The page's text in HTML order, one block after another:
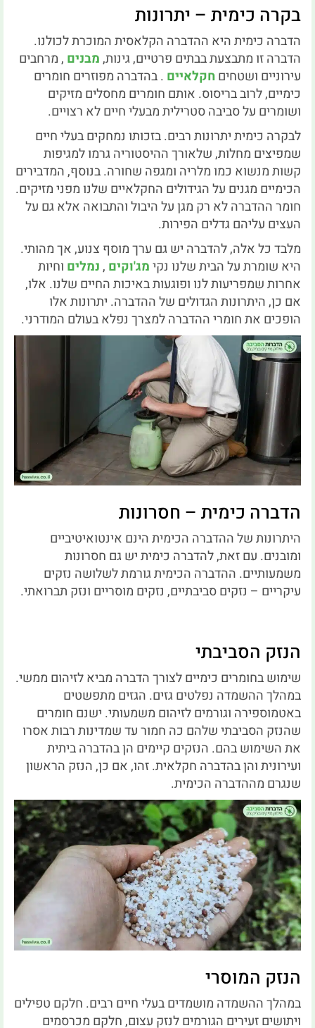
בקרה כימית – יתרונות
הדברה כימית היא ההדברה הקלאסית המוכרת לכולנו.
הדברה זו מתבצעת בבתים פרטיים, גינות,מבנים , מרחבים
עירוניים ושטחיםחקלאיים .בהדברה מפוזרים חומרים
כימיים, לרוב בריסוס. אותם חומרים מחסלים מזיקים
ושומרים על סביבה סטרילית מבעלי חיים לא רצויים.
לבקרה כימית יתרונות רבים.בזכותו נמחקים בעלי חיים
שמפיצים מחלות, שלאורך ההיסטוריה גרמו למגיפות
קשות מנשוא כמו מלריה ומגפה שחורה.בנוסף, המדבירים
הכימיים מגנים על הגידולים החקלאיים שלנו מפני מזיקים.
חומר ההדברה לא רק מגן על היבול והתבואה אלא גם על
העצים עליהם גדלים הפירות.
מלבד כל אלה, להדברה יש גם ערך מוסף צנוע, אך מהותי.
היא שומרת על הבית שלנו נקימג'וקים ,נמלים וחיות
אחרות שמפריעות לנו ופוגעות באיכות החיים שלנו. אלו,
אם כן, היתרונות הגדולים של ההדברה. יתרונות אלו
הופכים את חומרי ההדברה למצרך נפלא בעולם המודרני.
הדברה כימית – חסרונות
היתרונות של ההדברה הכימית הינם אינטואיטיביים
ומובנים. עם זאת, להדברה כימית יש גם חסרונות
משמעותיים. ההדברה הכימית גורמת לשלושה נזקים
עיקריים – נזקים סביבתיים, נזקים מוסריים ונזק תברואתי.
הנזק הסביבתי
שימוש בחומרים כימיים לצורך הדברה מביא לזיהום ממשי.
במהלך ההשמדה נפלטים גזים. הגזים מתפשטים
באטמוספירה וגורמים לזיהום משמעותי. ישנם חומרים
שהנזק הסביבתי שלהם כה חמור עד שמדינות רבות אסרו
את השימוש בהם. הנזקים קיימים הן בהדברה ביתית
ועירונית והן בהדברה חקלאית.זהו, אם כן, הנזק הראשון
שנגרם מההדברה הכימית.
הנזק המוסרי
במהלך ההשמדה מושמדים בעלי חיים רבים. חלקם טפילים
ויתושים זעירים הגורמים לנזק עצום, חלקם מכרסמים